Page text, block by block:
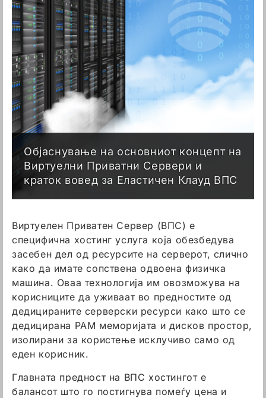
Објаснување на основниот концепт на
Виртуелни Приватни Сервери и
краток вовед за Еластичен Клауд ВПС
Виртуелен Приватен Сервер (ВПС) е
специфична хостинг услуга која обезбедува
засебен дел од ресурсите на серверот, слично
како да имате сопствена одвоена физичка
машина. Оваа технологија им овозможува на
корисниците да уживаат во предностите од
дедицираните серверски ресурси како што се
дедицирана РАМ меморијата и дисков простор,
изолирани за користење исклучиво само од
еден корисник.
Главната предност на ВПС хостингот е
балансот што го постигнува помеѓу цена и